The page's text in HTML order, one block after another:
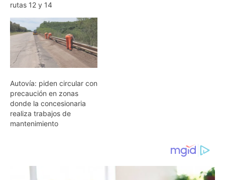
rutas 12 y 14
Autovía: piden circular con
precaución en zonas
donde la concesionaria
realiza trabajos de
mantenimiento